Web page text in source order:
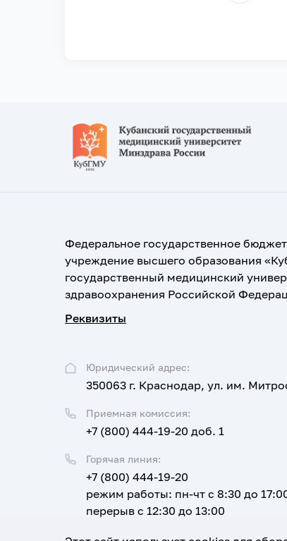
Федеральное государственное
учреждение высшего образования
государственный медицинский
здравоохранения Российской
Реквизиты
Юридический адрес:
350063 г. Краснодар, ул. им.
Приемная комиссия:
+7 (800) 444-19-20 доб. 1
Горячая линия:
+7 (800) 444-19-20
режим работы: пн-чт с 8:30 до
перерыв с 12:30 до 13:00